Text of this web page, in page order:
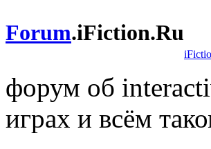
Forum.iFiction.Ru
форум об
играх и всём